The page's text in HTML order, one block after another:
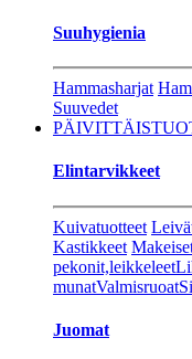
Suuhygienia
Hammasharjat
Suuvedet
Elintarvikkeet
Kuivatuotteet
Kastikkeet
pekonit,leikkeleet
munatValmisruoat
Juomat